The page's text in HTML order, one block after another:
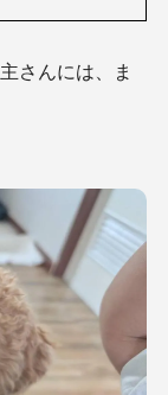
さんには、ま